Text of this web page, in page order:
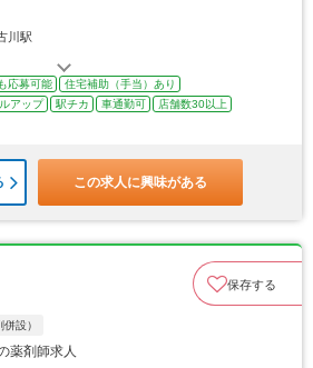
川駅
応募可能
住宅補助（手当）あり
アップ 駅チカ 車通勤可
店舗数30以上
この求人に興味がある
保存する
設）
薬剤師求人